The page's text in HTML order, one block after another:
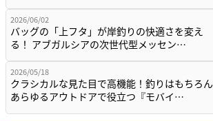
2026/06/02
バッグの「上フタ」が岸釣りの快適さを変え
る！ アブガルシアの次世代型メッセン…
2026/05/18
クラシカルな見た目で高機能！釣りはもちろん
あらゆるアウトドアで役立つ『モバイ…